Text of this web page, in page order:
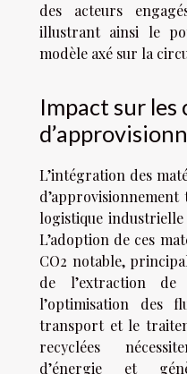
des acteurs
illustrant ainsi le
modèle axé sur la
Impact sur les
L’intégration des
logistique
L’adoption de ces
CO2 notable,
de l’extraction
l’optimisation des
transport et le
recyclées
d’énergie et